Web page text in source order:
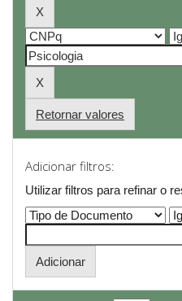
Retornar valores
Adicionar filtros:
Utilizar filtros para refinar o